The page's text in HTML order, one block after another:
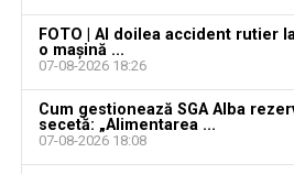
Adaugă
FOTO | Al doilea accident rutier
o mașină ...
07-08-2026 18:26
Cum gestionează SGA Alba
secetă: „Alimentarea ...
07-08-2026 18:08